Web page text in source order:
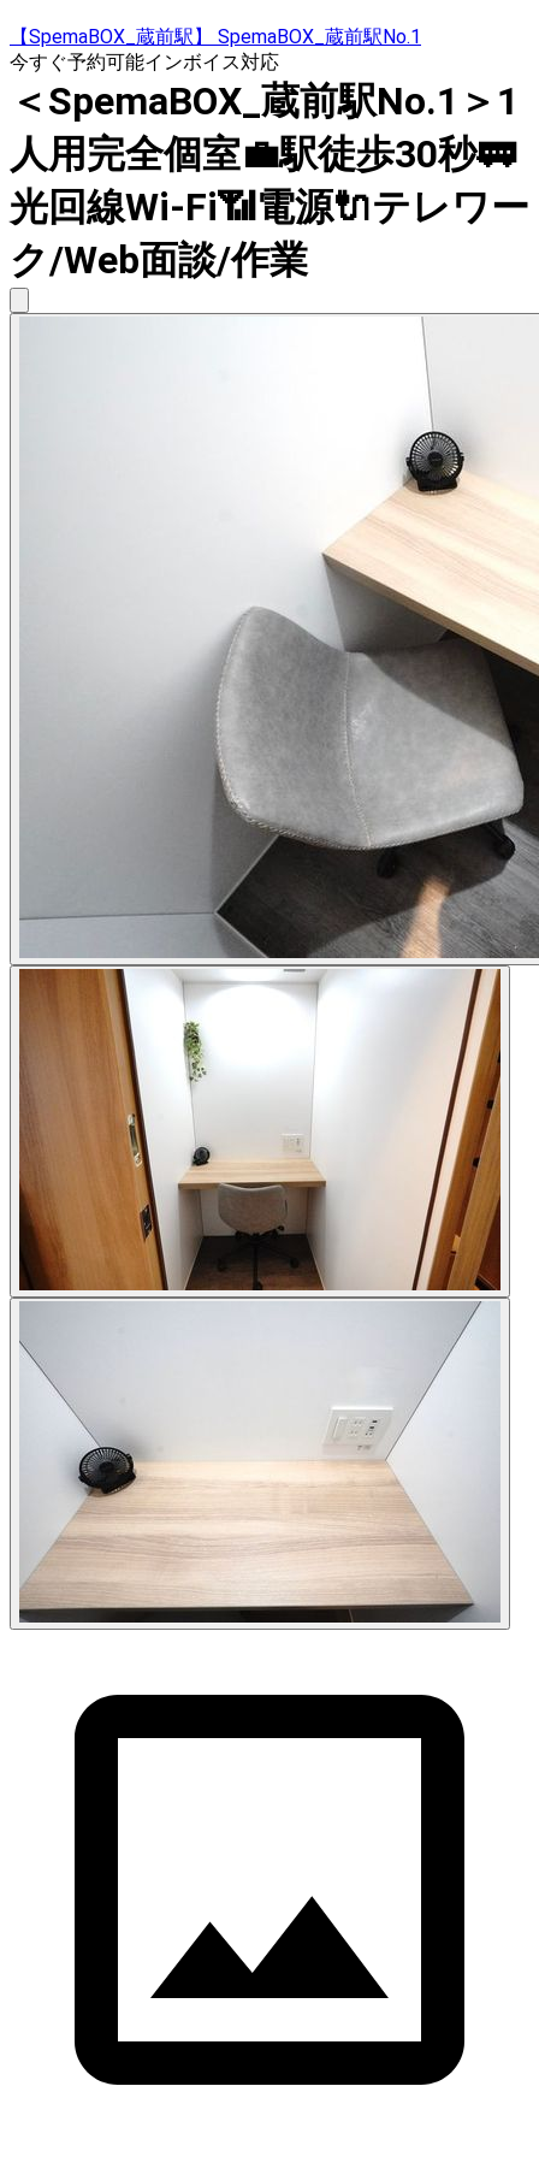
【SpemaBOX_蔵前駅】 SpemaBOX_蔵前駅No.1
今すぐ予約可能インボイス対応
＜SpemaBOX_蔵前駅No.1＞1
人用完全個室💼駅徒歩30秒🚃
光回線Wi-Fi📶電源🔌テレワー
ク/Web面談/作業